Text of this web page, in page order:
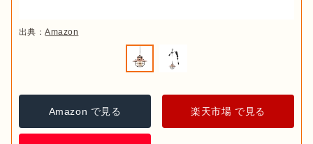
出典：Amazon
Amazon で見る 楽天市場 で見る